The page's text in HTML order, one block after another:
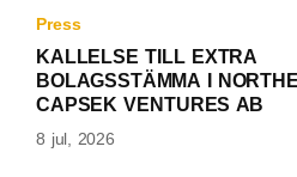
Press
KALLELSE TILL EXTRA
BOLAGSSTÄMMA I
CAPSEK VENTURES AB
8 jul, 2026